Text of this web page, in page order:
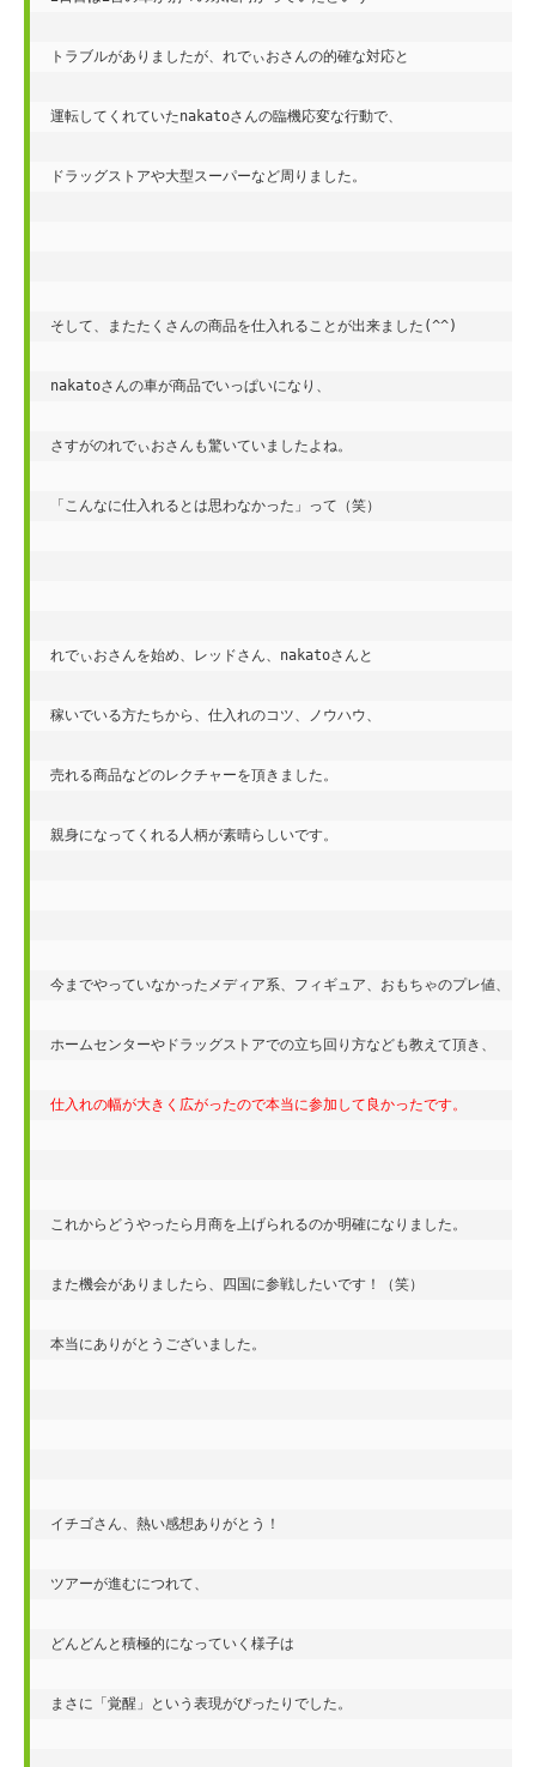
トラブルがありましたが、れでぃおさんの的確な対応と
運転してくれていたnakatoさんの臨機応変な行動で、
ドラッグストアや大型スーパーなど周りました。
そして、またたくさんの商品を仕入れることが出来ました(^^)
nakatoさんの車が商品でいっぱいになり、
さすがのれでぃおさんも驚いていましたよね。
「こんなに仕入れるとは思わなかった」って（笑）
れでぃおさんを始め、レッドさん、nakatoさんと
稼いでいる方たちから、仕入れのコツ、ノウハウ、
売れる商品などのレクチャーを頂きました。
親身になってくれる人柄が素晴らしいです。
今までやっていなかったメディア系、フィギュア、おもちゃのプレ値、
ホームセンターやドラッグストアでの立ち回り方なども教えて頂き、
仕入れの幅が大きく広がったので本当に参加して良かったです。
これからどうやったら月商を上げられるのか明確になりました。
また機会がありましたら、四国に参戦したいです！（笑）
本当にありがとうございました。
イチゴさん、熱い感想ありがとう！
ツアーが進むにつれて、
どんどんと積極的になっていく様子は
まさに「覚醒」という表現がぴったりでした。